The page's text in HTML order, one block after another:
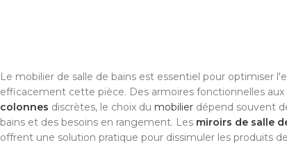
Le mobilier de salle de bains est essentiel pour optimiser
efficacement cette pièce. Des armoires fonctionnelles aux
colonnes discrètes, le choix du mobilier dépend souvent
bains et des besoins en rangement. Les miroirs de salle
offrent une solution pratique pour dissimuler les produits